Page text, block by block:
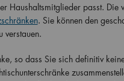
Haushaltsmitglieder passt. Die
. Sie können den
verstauen.
so dass Sie sich definitiv